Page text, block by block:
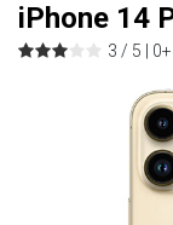
iPhone 14
3 / 5 |